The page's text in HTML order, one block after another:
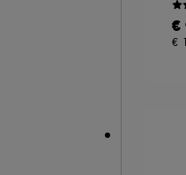
€
€